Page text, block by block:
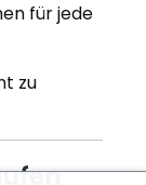
für jede
zu